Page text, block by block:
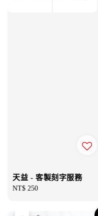
天益 - 客製刻字服務
Regular
NT$ 250